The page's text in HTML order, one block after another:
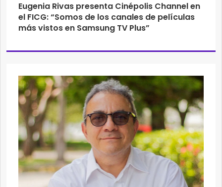
Eugenia Rivas presenta Cinépolis Channel en
el FICG: “Somos de los canales de películas
más vistos en Samsung TV Plus”